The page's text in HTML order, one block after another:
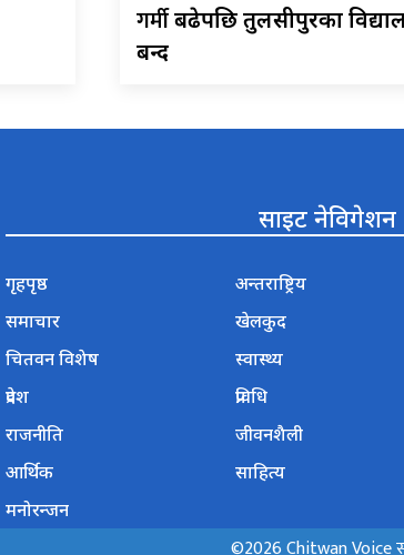
गर्मीबढेपछि तुलसीपुरका
बन्द
साइट नेविगेशन
गृहपृष्ठ
समाचार
चितवन विशेष
प्रदेश
राजनीति
आर्थिक
मनोरन्जन
अन्तराष्ट्रिय
खेलकुद
स्वास्थ्य
प्रविधि
जीवनशैली
साहित्य
©2026 Chitwan Voice